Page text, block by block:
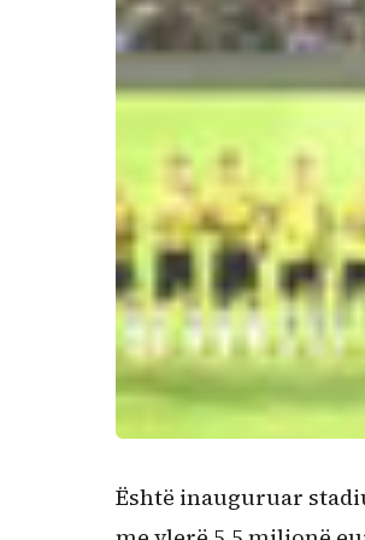
Është inauguruar